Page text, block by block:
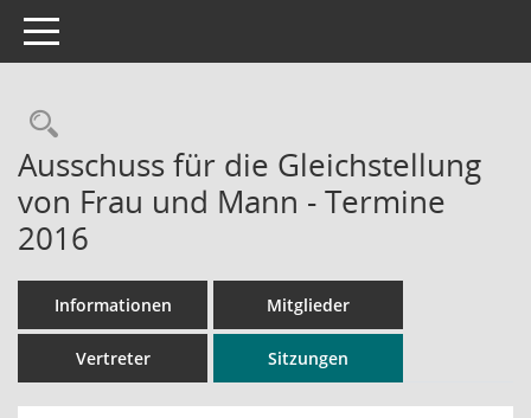
Toggle navigation
Rechercheauswahl
Ausschuss für die Gleichstellung
von Frau und Mann - Termine
2016
Informationen Mitglieder
Vertreter Sitzungen